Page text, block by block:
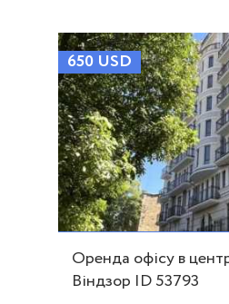
650 USD
Оренда офісу в
Віндзор ID 53793